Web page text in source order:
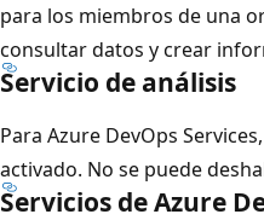
para los miembros de una
consultar datos y crear
Servicio de análisis
Para Azure DevOps
activado. No se puede
Servicios de Azure